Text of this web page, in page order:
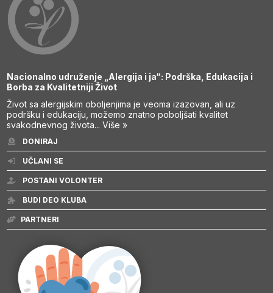
Nacionalno udruženje „Alergija i ja“: Podrška, Edukacija i
Borba za Kvalitetniji Život
Život sa alergijskim oboljenjima je veoma izazovan, ali uz
podršku i edukaciju, možemo znatno poboljšati kvalitet
svakodnevnog života...Više »
DONIRAJ
UČLANI SE
POSTANI VOLONTER
BUDI DEO KLUBA
PARTNERI